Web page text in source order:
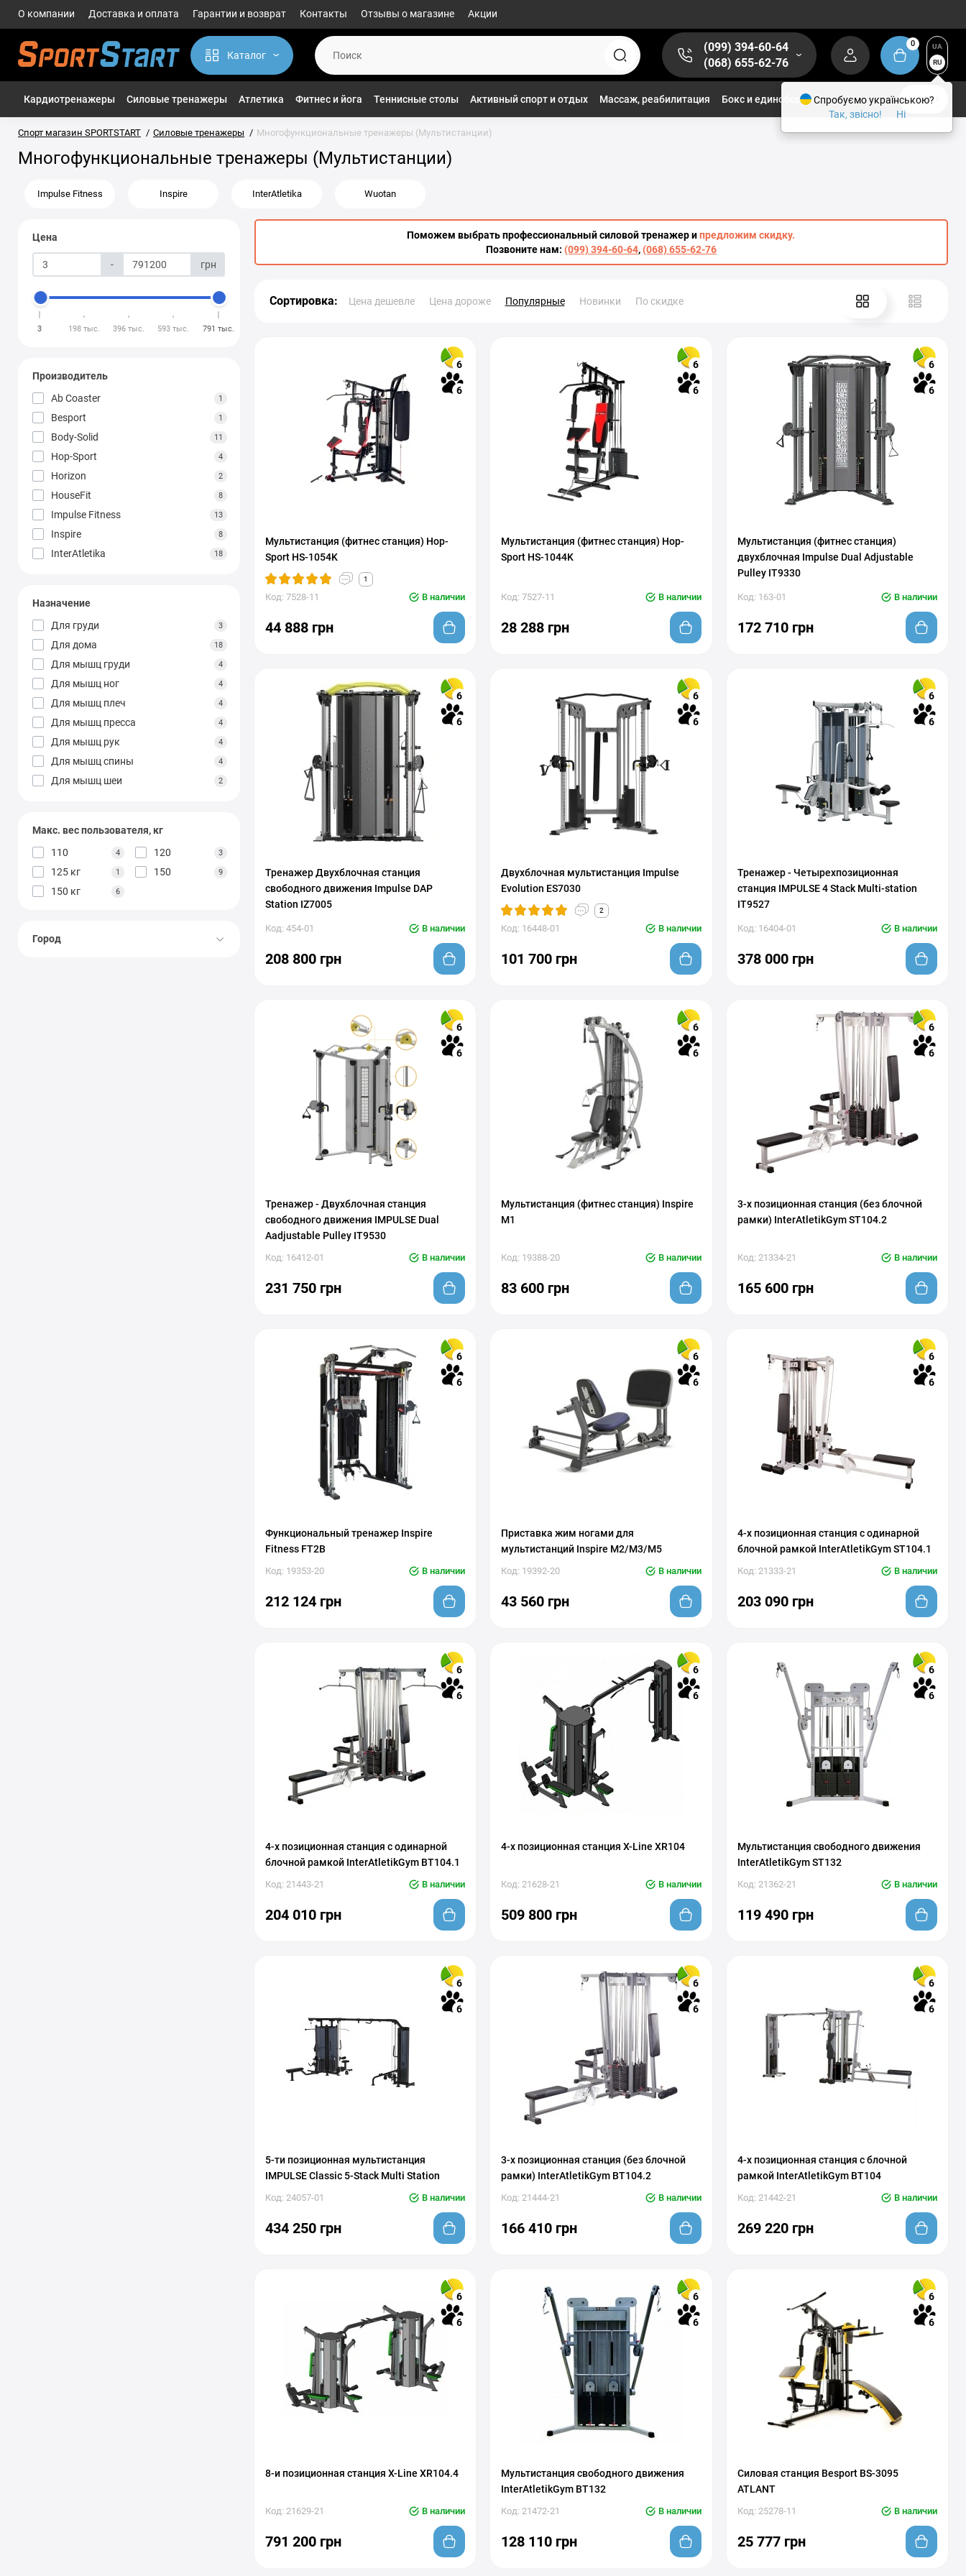
О компании Доставка и оплата Гарантии и возврат Контакты Отзывы о магазине Акции
Каталог
(099) 394-60-64
(068) 655-62-76
0
UA
RU
Кардиотренажеры Силовые тренажеры Атлетика Фитнес и йога Теннисные столы Активный спорт и отдых Массаж, реабилитация Бокс и единоборства 1/2
Спорт магазин SPORTSTART Силовые тренажеры Многофункциональные тренажеры (Мультистанции)
Многофункциональные тренажеры (Мультистанции)
Impulse Fitness Inspire InterAtletika Wuotan
Цена
- грн
3 198 тыс. 396 тыс. 593 тыс. 791 тыс.
Производитель
Ab Coaster
1
Besport 1
Body-Solid 11
Hop-Sport 4
Horizon 2
HouseFit 8
Impulse Fitness 13
Inspire 8
InterAtletika 18
TREX Sport 1
VNK 1
Wuotan 2
York Fitness 2
Назначение
Для груди
3
Для дома 18
Для мышц груди 4
Для мышц ног 4
Для мышц плеч 4
Для мышц пресса 4
Для мышц рук 4
Для мышц спины 4
Для мышц шеи 2
Для пресса 1
Для рук 3
Для спины
Многофункциональные 3
Макс. вес пользователя, кг
110
4 120 3
125 кг 1 150 9
150 кг 6
Город
Поможем выбрать профессиональный силовой тренажер ипредложим скидку.
Позвоните нам: (099) 394-60-64,(068) 655-62-76
Сортировка: Цена дешевле Цена дороже Популярные Новинки По скидке
6
6
Мультистанция (фитнес станция) Hop-
Sport HS-1054K
1
Код: 7528-11 В наличии
44 888 грн
6
6
Мультистанция (фитнес станция) Hop-
Sport HS-1044K
Код: 7527-11 В наличии
28 288 грн
6
6
Мультистанция (фитнес станция)
двухблочная Impulse Dual Adjustable
Pulley IT9330
Код: 163-01 В наличии
172 710 грн
6
6
Тренажер Двухблочная станция
свободного движения Impulse DAP
Station IZ7005
Код: 454-01 В наличии
208 800 грн
6
6
Двухблочная мультистанция Impulse
Evolution ES7030
2
Код: 16448-01 В наличии
101 700 грн
6
6
Тренажер - Четырехпозиционная
станция IMPULSE 4 Stack Multi-station
IT9527
Код: 16404-01 В наличии
378 000 грн
6
6
Тренажер - Двухблочная станция
свободного движения IMPULSE Dual
Aadjustable Pulley IT9530
Код: 16412-01 В наличии
231 750 грн
6
6
Мультистанция (фитнес станция) Inspire
M1
Код: 19388-20 В наличии
83 600 грн
6
6
3-х позиционная станция (без блочной
рамки) InterAtletikGym ST104.2
Код: 21334-21 В наличии
165 600 грн
6
6
Функциональный тренажер Inspire
Fitness FT2B
Код: 19353-20 В наличии
212 124 грн
6
6
Приставка жим ногами для
мультистанций Inspire M2/M3/M5
Код: 19392-20 В наличии
43 560 грн
6
6
4-х позиционная станция с одинарной
блочной рамкой InterAtletikGym ST104.1
Код: 21333-21 В наличии
203 090 грн
6
6
4-х позиционная станция с одинарной
блочной рамкой InterAtletikGym BT104.1
Код: 21443-21 В наличии
204 010 грн
6
6
4-х позиционная станция X-Line XR104
Код: 21628-21 В наличии
509 800 грн
6
6
Мультистанция свободного движения
InterAtletikGym ST132
Код: 21362-21 В наличии
119 490 грн
6
6
5-ти позиционная мультистанция
IMPULSE Classic 5-Stack Multi Station
Код: 24057-01 В наличии
434 250 грн
6
6
3-х позиционная станция (без блочной
рамки) InterAtletikGym BT104.2
Код: 21444-21 В наличии
166 410 грн
6
6
4-х позиционная станция с блочной
рамкой InterAtletikGym BT104
Код: 21442-21 В наличии
269 220 грн
6
6
8-и позиционная станция X-Line XR104.4
Код: 21629-21 В наличии
791 200 грн
6
6
Мультистанция свободного движения
InterAtletikGym BT132
Код: 21472-21 В наличии
128 110 грн
6
6
Силовая станция Besport BS-3095
ATLANT
Код: 25278-11 В наличии
25 777 грн
Спробуємо українською?
Так, звісно!
Ні